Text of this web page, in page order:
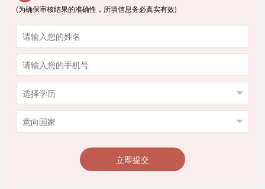
2.大学学生家庭住房（适合携带家属的研究生），一居室或者两
3.校外的私人住房。在三个校区的附近都可以找到很好的私人住
房，距离学校不远，而且大部分都有大学的巴士服务。
两居室或者三居室的房子每月大约需要210美金（带家具）或
一居室每月大约要80美金（带家具）或55美金（不带家具）。
(为确保审核结果的准确性，所填信息务必真实有效)
立即提交